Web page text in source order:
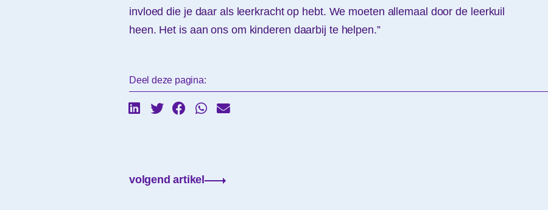
invloed die je daar als leerkracht op hebt. We moeten allemaal door de leerkuil
heen. Het is aan ons om kinderen daarbij te helpen.”
Deel deze pagina:
volgend artikel